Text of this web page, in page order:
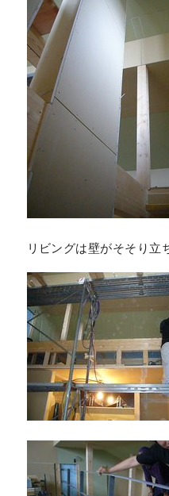
リビングは壁がそそり立